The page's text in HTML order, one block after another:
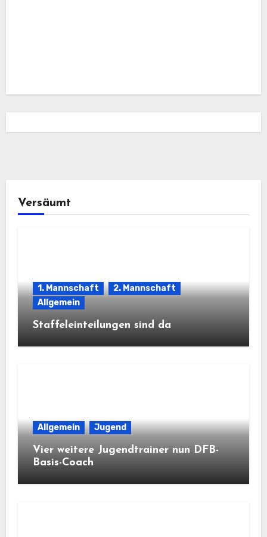
Versäumt
1. Mannschaft
2. Mannschaft
Allgemein
Staffeleinteilungen sind da
Allgemein Jugend
Vier weitere Jugendtrainer nun DFB-
Basis-Coach